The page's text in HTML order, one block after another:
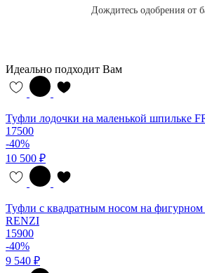
Дождитесь одобрения от
Идеально подходит Вам
Туфли лодочки на маленькой шпильке
17500
-40%
10 500 ₽
Туфли с квадратным носом на
RENZI
15900
-40%
9 540 ₽